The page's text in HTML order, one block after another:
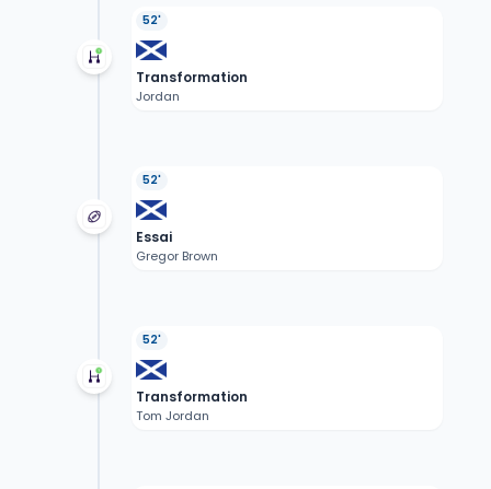
52'
Transformation
Jordan
52'
Essai
Gregor Brown
52'
Transformation
Tom Jordan